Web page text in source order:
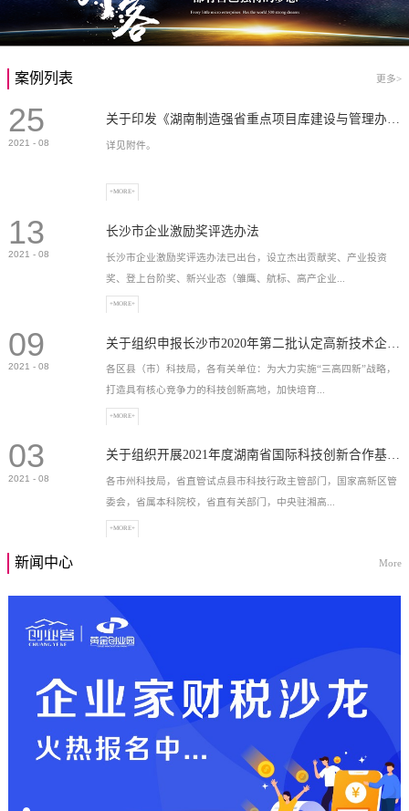
案例列表 更多>
25
2021 - 08 详见附件。
+MORE+
13
2021 - 08
长沙市企业激励奖评选办法
长沙市企业激励奖评选办法已出台，设立杰出贡献奖、产业投资
奖、登上台阶奖、新兴业态（雏鹰、航标、高产企业...
）奖等，最高奖励2...
+MORE+
09
2021 - 08
各区县（市）科技局，各有关单位：为大力实施“三高四新”战略，
打造具有核心竞争力的科技创新高地，加快培育...
高新技术企业，充分...
+MORE+
03
2021 - 08
关于组织开展2021年度湖南省国际科技创新合作基地申报工作的通知
各市州科技局，省直管试点县市科技行政主管部门，国家高新区管
委会，省属本科院校，省直有关部门，中央驻湘高...
+MORE+
新闻中心 More